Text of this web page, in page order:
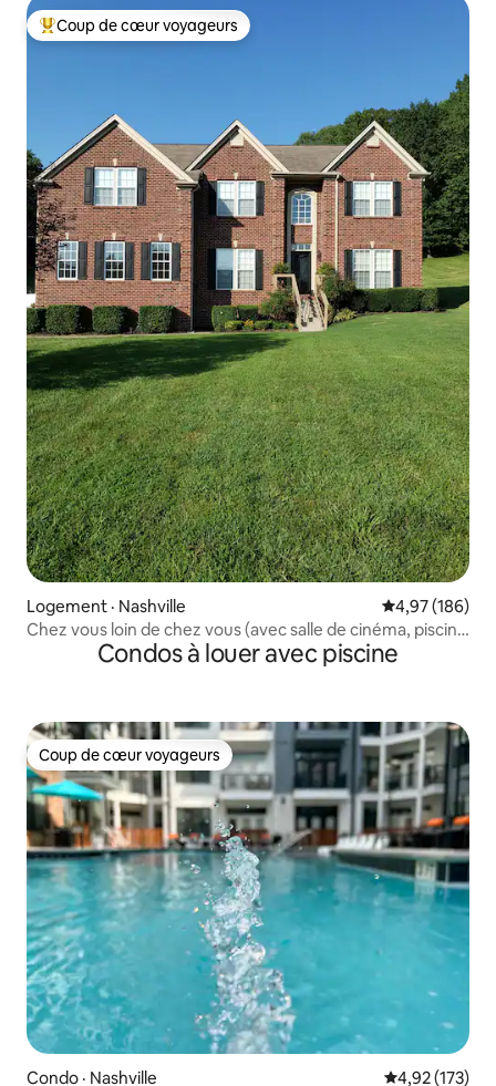
Coup de cœur voyageurs parmi les plus aimés
Coup de cœur voyageurs
Logement · Nashville Note
4,97 (186)
Chez vous loin de chez vous (avec salle de cinéma, piscine
Condos à louer avec piscine
Coup de cœur voyageurs
Coup de cœur voyageurs
Condo · Nashville Note
4,92 (173)